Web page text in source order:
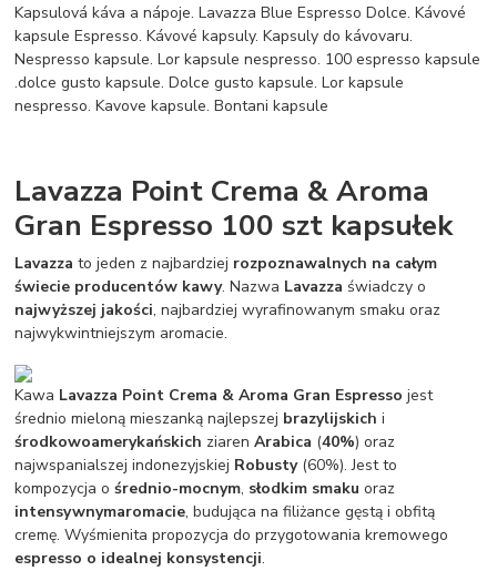
Kapsulová káva a nápoje. Lavazza Blue Espresso Dolce. Kávové
kapsule Espresso. Kávové kapsuly. Kapsuly do kávovaru.
Nespresso kapsule. Lor kapsule nespresso. 100 espresso kapsule
.dolce gusto kapsule. Dolce gusto kapsule. Lor kapsule
nespresso. Kavove kapsule. Bontani kapsule
Lavazza Point Crema & Aroma
Gran Espresso 100 szt kapsułek
Lavazza to jeden z najbardziej rozpoznawalnych na całym
świecie producentów kawy. Nazwa Lavazza świadczy o
najwyższej jakości, najbardziej wyrafinowanym smaku oraz
najwykwintniejszym aromacie.
Kawa Lavazza Point Crema & Aroma Gran Espresso jest
średnio mieloną mieszanką najlepszej brazylijskich i
środkowoamerykańskich ziarenArabica (40%) oraz
najwspanialszej indonezyjskiej Robusty(60%). Jest to
kompozycja ośrednio-mocnym, słodkim smaku oraz
intensywnymaromacie, budująca na filiżance gęstą i obfitą
cremę. Wyśmienita propozycja do przygotowania kremowego
espresso o idealnej konsystencji.